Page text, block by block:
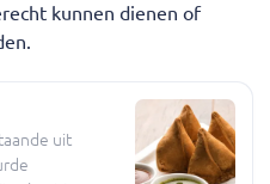
kunnen dienen of
uit